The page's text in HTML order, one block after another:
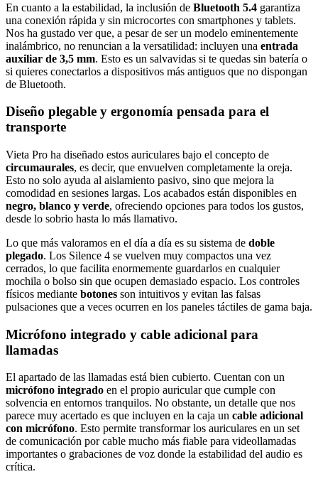
En cuanto a la estabilidad, la inclusión de Bluetooth 5.4 garantiza
una conexión rápida y sin microcortes con smartphones y tablets.
Nos ha gustado ver que, a pesar de ser un modelo eminentemente
inalámbrico, no renuncian a la versatilidad: incluyen una entrada
auxiliar de 3,5 mm. Esto es un salvavidas si te quedas sin batería o
si quieres conectarlos a dispositivos más antiguos que no dispongan
de Bluetooth.
Diseño plegable y ergonomía pensada para el
transporte
Vieta Pro ha diseñado estos auriculares bajo el concepto de
circumaurales, es decir, que envuelven completamente la oreja.
Esto no solo ayuda al aislamiento pasivo, sino que mejora la
comodidad en sesiones largas. Los acabados están disponibles en
negro, blanco y verde, ofreciendo opciones para todos los gustos,
desde lo sobrio hasta lo más llamativo.
Lo que más valoramos en el día a día es su sistema de doble
plegado. Los Silence 4 se vuelven muy compactos una vez
cerrados, lo que facilita enormemente guardarlos en cualquier
mochila o bolso sin que ocupen demasiado espacio. Los controles
físicos mediante botones son intuitivos y evitan las falsas
pulsaciones que a veces ocurren en los paneles táctiles de gama baja.
Micrófono integrado y cable adicional para
llamadas
El apartado de las llamadas está bien cubierto. Cuentan con un
micrófono integrado en el propio auricular que cumple con
solvencia en entornos tranquilos. No obstante, un detalle que nos
parece muy acertado es que incluyen en la caja un cable adicional
con micrófono. Esto permite transformar los auriculares en un set
de comunicación por cable mucho más fiable para videollamadas
importantes o grabaciones de voz donde la estabilidad del audio es
crítica.